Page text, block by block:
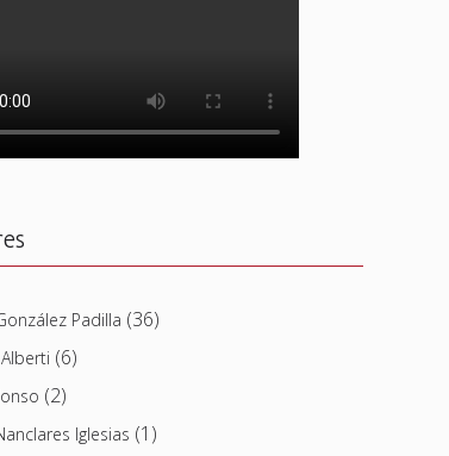
Padilla (36)
(6)
(2)
Iglesias (1)